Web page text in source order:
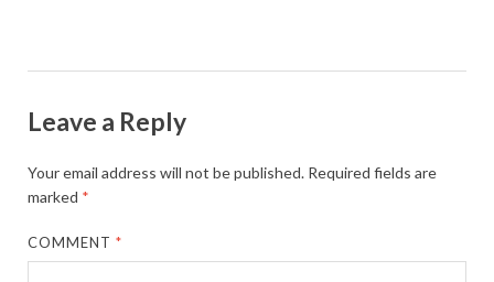
Leave a Reply
Your email address will not be published. Required fields are
marked *
COMMENT*